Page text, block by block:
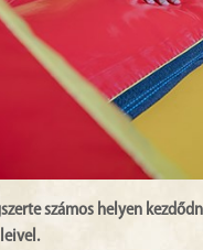
számos helyen